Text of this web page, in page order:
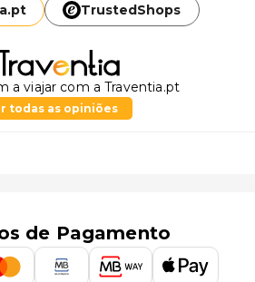
pt TrustedShops
a viajar com a Traventia.pt
todas as opiniões
de Pagamento